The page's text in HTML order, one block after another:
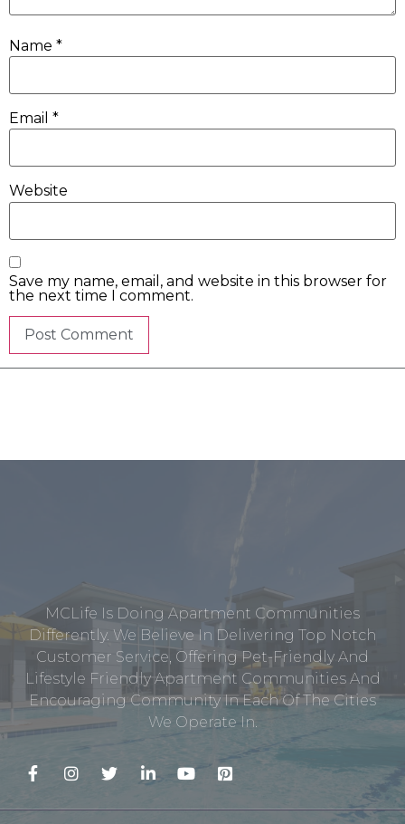
Name *
Email *
Website
Save my name, email, and website in this browser for
the next time I comment.
MCLife Is Doing Apartment Communities
Differently. We Believe In Delivering Top Notch
Customer Service, Offering Pet-Friendly And
Lifestyle Friendly Apartment Communities And
Encouraging Community In Each Of The Cities
We Operate In.